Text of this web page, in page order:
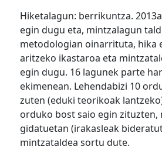
Hiketalagun: berrikuntza.
egin dugu eta, mintzalagun
metodologian oinarrituta, hika
aritzeko ikastaroa eta
egin dugu. 16 lagunek parte
ekimenean. Lehendabizi 10
zuten (eduki teorikoak
orduko bost saio egin zituzten,
gidatuetan (irakasleak
mintzataldea sortu dute.